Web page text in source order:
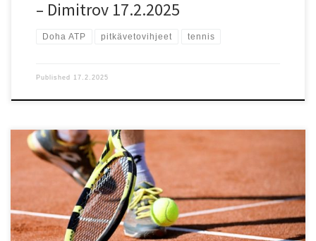
– Dimitrov 17.2.2025
Doha ATP pitkävetovihjeet tennis
Published 17.2.2025
ATP kiertueen Qatarin turnaus Dohassa tarjoaa mahdollisuuden
tennis vedonlyöjille kerätä jopa 220,00€ suuruisen voiton
bonuksen turvin! Foggybet tarjoaa uusille pelaajille 100%
talletusbonuksen 100€ asti, jonka avulla on mahdollista lunastaa
yhteensä 100€ ilmaista pelirahaa. Käyttämällä tarjouksen yhteen
tennis-kohteeseen, tulee mahdollisen voiton summaksi 220,00€!
Huomaa, että voit myös hyödyntää foggybetin 25€ ilmaisvedon ja